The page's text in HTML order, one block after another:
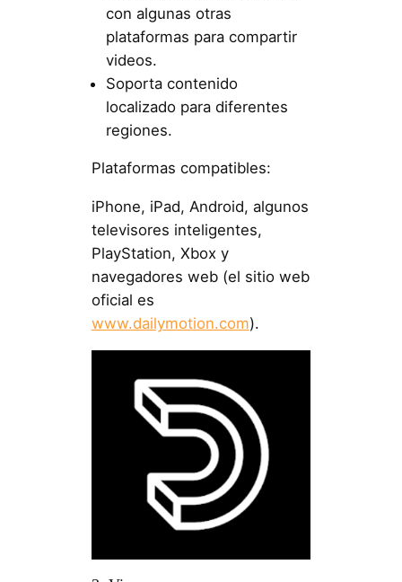
con algunas otras
plataformas para compartir
videos.
Soporta contenido
localizado para diferentes
regiones.
Plataformas compatibles:
iPhone, iPad, Android, algunos
televisores inteligentes,
PlayStation, Xbox y
navegadores web (el sitio web
oficial es
www.dailymotion.com).